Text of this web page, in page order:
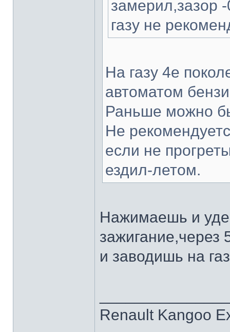
замерил,зазор
газу не
На газу 4е
автоматом
Раньше можно
Не
если не
ездил-летом.
Нажимаешь и
зажигание,через
и заводишь на
Renault Kangoo